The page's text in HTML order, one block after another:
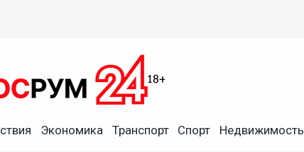
Экономика Транспорт Спорт Недвижимость
не нашли